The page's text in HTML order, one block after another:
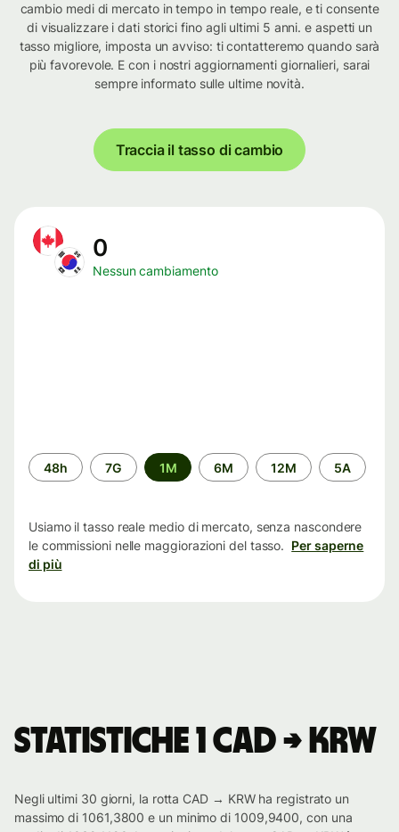
cambio medi di mercato in tempo in tempo reale, e ti consente
di visualizzare i dati storici fino agli ultimi 5 anni. e aspetti un
tasso migliore, imposta un avviso: ti contatteremo quando sarà
più favorevole. E con i nostri aggiornamenti giornalieri, sarai
sempre informato sulle ultime novità.
Traccia il tasso di cambio
0
Nessun cambiamento
Periodo
di
48h 7G 1M 6M 12M 5A
Usiamo il tasso reale medio di mercato, senza nascondere
le commissioni nelle maggiorazioni del tasso. Per saperne
di più
Statistiche 1 CAD → KRW
Negli ultimi 30 giorni, la rotta CAD → KRW ha registrato un
massimo di 1061,3800 e un minimo di 1009,9400, con una